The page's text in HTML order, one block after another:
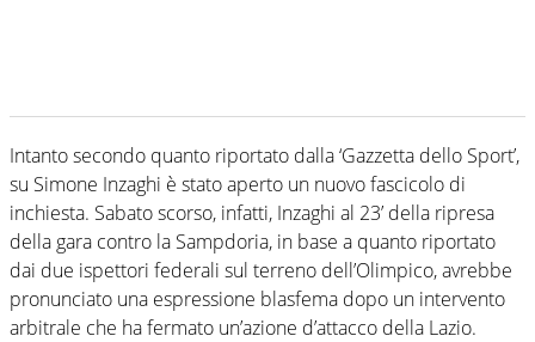
Intanto secondo quanto riportato dalla ‘Gazzetta dello Sport’,
su Simone Inzaghi è stato aperto un nuovo fascicolo di
inchiesta. Sabato scorso, infatti, Inzaghi al 23’ della ripresa
della gara contro la Sampdoria, in base a quanto riportato
dai due ispettori federali sul terreno dell’Olimpico, avrebbe
pronunciato una espressione blasfema dopo un intervento
arbitrale che ha fermato un’azione d’attacco della Lazio.